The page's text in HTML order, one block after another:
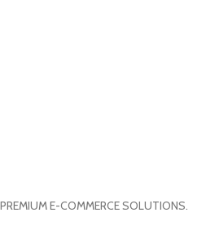
E-COMMERCE SOLUTIONS.